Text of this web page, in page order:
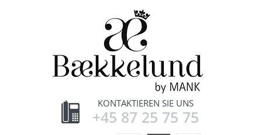
KONTAKTIEREN SIE UNS
+45 87 25 75 75